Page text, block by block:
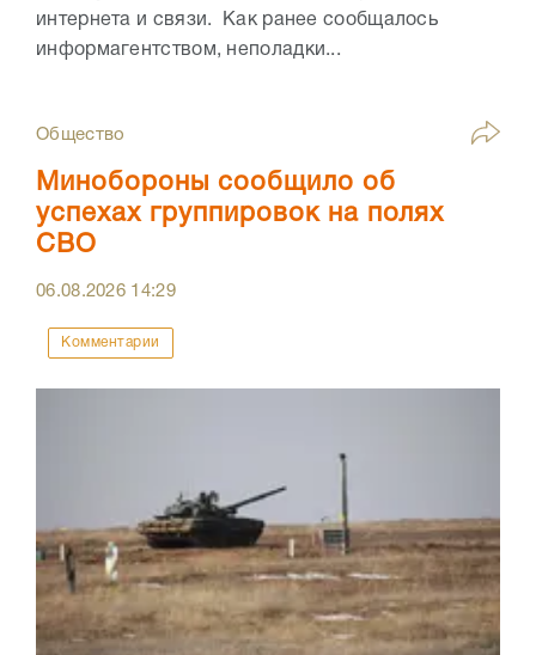
интернета и связи. Как ранее сообщалось
информагентством, неполадки...
Общество
Минобороны сообщило об
успехах группировок на полях
СВО
06.08.2026 14:29
Комментарии